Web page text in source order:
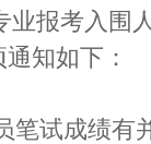
业报考入围
知如下：
笔试成绩有